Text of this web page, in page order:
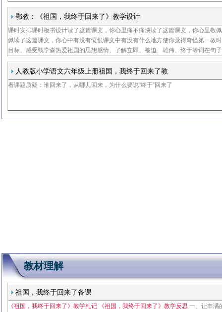
学技术的发展作出了重大的贡献，被誉为中国导弹之父课文记叙了我国杰出的科
学森从美
鄂教：《祖国，我终于回来了》教学设计
课时安排课时板书设计读了这篇课文，你心里痛不痛快读了这篇课文，你心里敬
佩读了这篇课文，你心中有没有愤恨课文中有没有什么地方使你觉得奇怪第一教
目标、感受钱学森热爱祖国的思想感情、了解立即、被迫、雄伟、终于等词在句
意思和作用教学过程一、揭题、祖国，我终于回来了二、初读、请同学们好好地
文，把课文
人教版小学语文六年级上册祖国，我终于回来了教
学
看课题质疑：谁回来了，从哪儿回来，为什么要说“终于”回来了
教材理解
祖国，我终于回来了备课
《祖国，我终于回来了》教学札记 《祖国，我终于回来了》教学反思 一、让丰满